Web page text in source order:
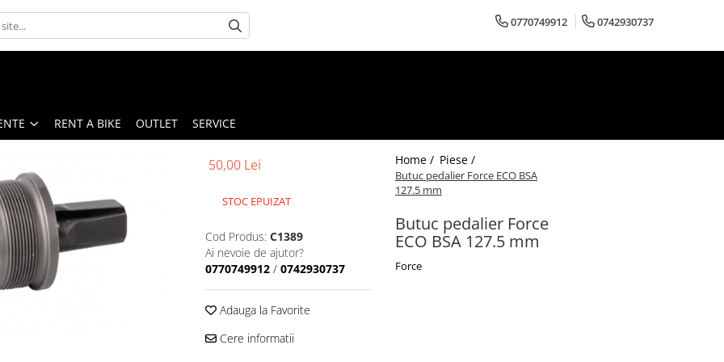
0770749912 0742930737
RENT A BIKE OUTLET SERVICE
Home / Piese /
Butuc pedalier Force ECO BSA
127.5 mm
Butuc pedalier Force
ECO BSA 127.5 mm
Force
50,00 Lei
STOC EPUIZAT
Cod Produs: C1389
Ai nevoie de ajutor?
0770749912 / 0742930737
Adauga la Favorite
Cere informatii